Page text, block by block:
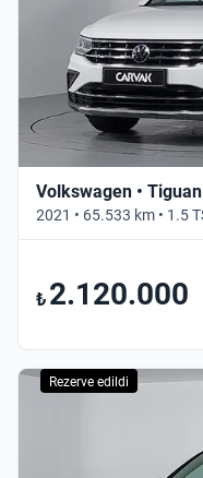
Volkswagen • Tiguan
2021 • 65.533 km • 1.5
₺ 2.120.000
Rezerve edildi